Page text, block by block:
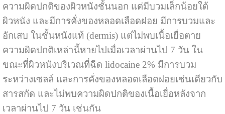
ความผิดปกติของผิวหนังชั้นนอก แต่มีบวมเล็กน้อยใต้
ผิวหนัง และมีการคั่งของหลอดเลือดฝอย มีการบวมและ
อักเสบ ในชั้นหนังแท้ (dermis) แต่ไม่พบเนื้อเยื่อตาย
ความผิดปกติเหล่านี้หายไปเมื่อเวลาผ่านไป 7 วัน ใน
ขณะที่ผิวหนังบริเวณที่ฉีด lidocaine 2% มีการบวม
ระหว่างเซลล์ และการคั่งของหลอดเลือดฝอยเช่นเดียวกับ
สารสกัด และไม่พบความผิดปกติของเนื้อเยื่อหลังจาก
เวลาผ่านไป 7 วัน เช่นกัน